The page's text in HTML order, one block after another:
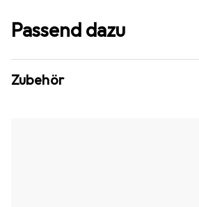
Passend dazu
Zubehör